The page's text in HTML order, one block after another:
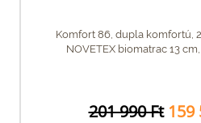
Komfort 86, dupla komfortú,
NOVETEX biomatrac 13 cm,
201 990 Ft 159